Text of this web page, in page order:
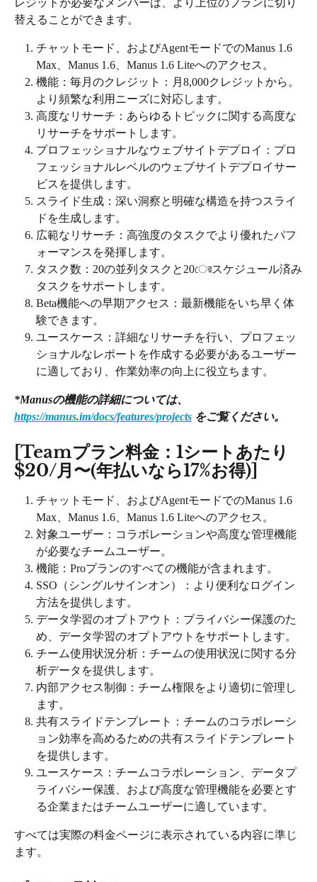
レジットが必要なメンバーは、より上位のプランに切り
替えることができます。
チャットモード、およびAgentモードでのManus 1.6
Max、Manus 1.6、Manus 1.6 Liteへのアクセス。
機能：毎月のクレジット：月8,000クレジットから。
より頻繁な利用ニーズに対応します。
高度なリサーチ：あらゆるトピックに関する高度な
リサーチをサポートします。
プロフェッショナルなウェブサイトデプロイ：プロ
フェッショナルレベルのウェブサイトデプロイサー
ビスを提供します。
スライド生成：深い洞察と明確な構造を持つスライ
ドを生成します。
広範なリサーチ：高強度のタスクでより優れたパフ
ォーマンスを発揮します。
タスク数：20の並列タスクと20েরスケジュール済み
タスクをサポートします。
Beta機能への早期アクセス：最新機能をいち早く体
験できます。
ユースケース：詳細なリサーチを行い、プロフェッ
ショナルなレポートを作成する必要があるユーザー
に適しており、作業効率の向上に役立ちます。
*Manusの機能の詳細については、
https://manus.im/docs/features/projects をご覧ください。
[Teamプラン料金：1シートあたり
$20/月〜(年払いなら17%お得)]
チャットモード、およびAgentモードでのManus 1.6
Max、Manus 1.6、Manus 1.6 Liteへのアクセス。
対象ユーザー：コラボレーションや高度な管理機能
が必要なチームユーザー。
機能：Proプランのすべての機能が含まれます。
SSO（シングルサインオン）：より便利なログイン
方法を提供します。
データ学習のオプトアウト：プライバシー保護のた
め、データ学習のオプトアウトをサポートします。
チーム使用状況分析：チームの使用状況に関する分
析データを提供します。
内部アクセス制御：チーム権限をより適切に管理し
ます。
共有スライドテンプレート：チームのコラボレーシ
ョン効率を高めるための共有スライドテンプレート
を提供します。
ユースケース：チームコラボレーション、データプ
ライバシー保護、および高度な管理機能を必要とす
る企業またはチームユーザーに適しています。
すべては実際の料金ページに表示されている内容に準じ
ます。